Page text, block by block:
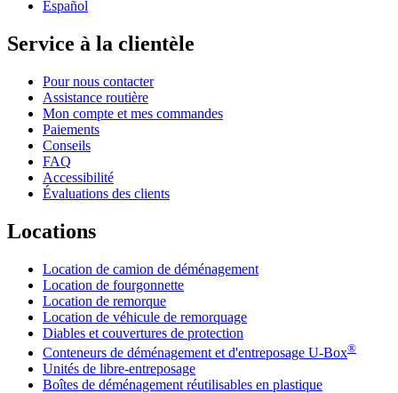
Español
Service à la clientèle
Pour nous contacter
Assistance routière
Mon compte et mes commandes
Paiements
Conseils
FAQ
Accessibilité
Évaluations des clients
Locations
Location de camion de déménagement
Location de fourgonnette
Location de remorque
Location de véhicule de remorquage
Diables et couvertures de protection
Conteneurs de déménagement et d'entreposage U-Box®
Unités de libre-entreposage
Boîtes de déménagement réutilisables en plastique